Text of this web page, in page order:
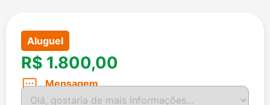
Aluguel
R$ 1.800,00
Mensagem